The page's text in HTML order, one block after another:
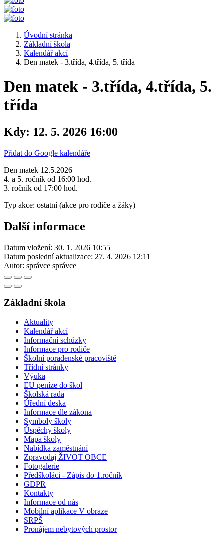
Úvodní stránka
Základní škola
Kalendář akcí
Den matek - 3.třída, 4.třída, 5. třída
Den matek - 3.třída, 4.třída, 5.
třída
Kdy: 12. 5. 2026 16:00
Přidat do Google kalendáře
Den matek 12.5.2026
4. a 5. ročník od 16:00 hod.
3. ročník od 17:00 hod.
Typ akce: ostatní (akce pro rodiče a žáky)
Další informace
Datum vložení: 30. 1. 2026 10:55
Datum poslední aktualizace: 27. 4. 2026 12:11
Autor: správce správce
Základní škola
Aktuality
Kalendář akcí
Informační schůzky
Informace pro rodiče
Školní poradenské pracoviště
Třídní stránky
Výuka
EU peníze do škol
Školská rada
Úřední deska
Informace dle zákona
Symboly školy
Úspěchy školy
Mapa školy
Nabídka zaměstnání
Zpravodaj ŽIVOT OBCE
Fotogalerie
Předškoláci - Zápis do 1.ročník
GDPR
Kontakty
Informace od nás
Mobilní aplikace V obraze
SRPŠ
Pronájem nebytových prostor